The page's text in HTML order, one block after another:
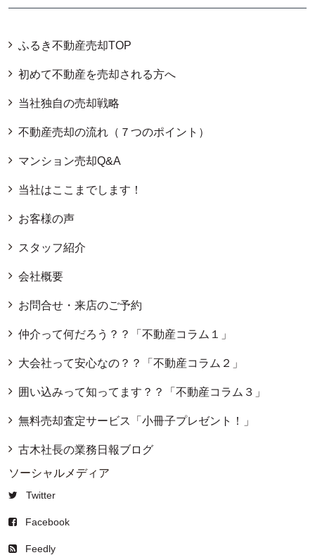
ふるき不動産売却TOP
初めて不動産を売却される方へ
当社独自の売却戦略
不動産売却の流れ（７つのポイント）
マンション売却Q&A
当社はここまでします！
お客様の声
スタッフ紹介
会社概要
お問合せ・来店のご予約
仲介って何だろう？？「不動産コラム１」
大会社って安心なの？？「不動産コラム２」
囲い込みって知ってます？？「不動産コラム３」
無料売却査定サービス「小冊子プレゼント！」
古木社長の業務日報ブログ
ソーシャルメディア
Twitter
Facebook
Feedly